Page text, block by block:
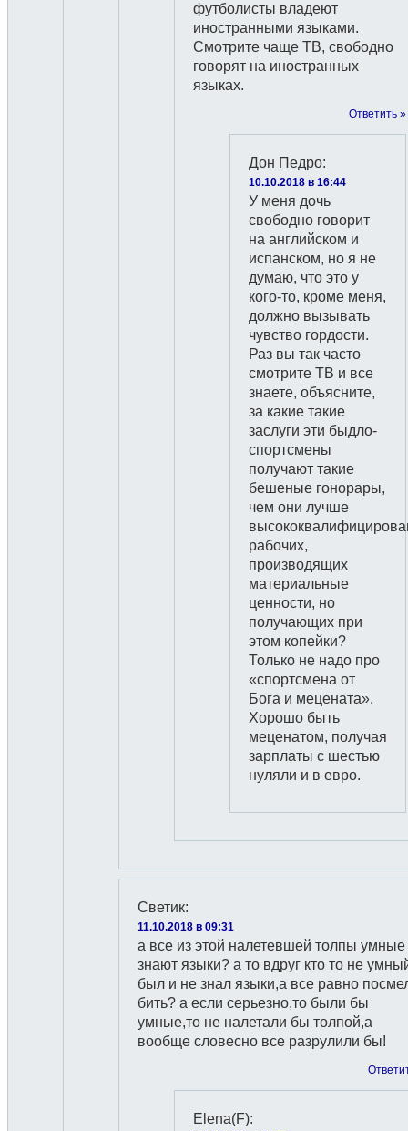
футболисты владеют
иностранными языками.
Смотрите чаще ТВ, свободно
говорят на иностранных
языках.
Ответить »
Дон Педро:
10.10.2018 в 16:44
У меня дочь
свободно говорит
на английском и
испанском, но я не
думаю, что это у
кого-то, кроме меня,
должно вызывать
чувство гордости.
Раз вы так часто
смотрите ТВ и все
знаете, объясните,
за какие такие
заслуги эти быдло-
спортсмены
получают такие
бешеные гонорары,
чем они лучше
рабочих,
производящих
материальные
ценности, но
получающих при
этом копейки?
Только не надо про
«спортсмена от
Бога и мецената».
Хорошо быть
меценатом, получая
зарплаты с шестью
нуляли и в евро.
Светик:
11.10.2018 в 09:31
а все из этой налетевшей толпы умные
знают языки? а то вдруг кто то не
был и не знал языки,а все равно
бить? а если серьезно,то были бы
умные,то не налетали бы толпой,а
вообще словесно все разрулили бы!
Elena(F):